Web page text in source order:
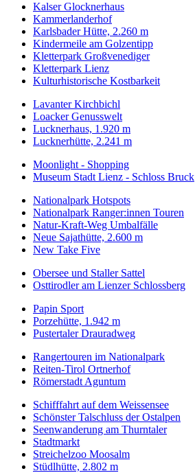
Kalser Glocknerhaus
Kammerlanderhof
Karlsbader Hütte, 2.260 m
Kindermeile am Golzentipp
Kletterpark Großvenediger
Kletterpark Lienz
Kulturhistorische Kostbarkeit
Lavanter Kirchbichl
Loacker Genusswelt
Lucknerhaus, 1.920 m
Lucknerhütte, 2.241 m
Moonlight - Shopping
Museum Stadt Lienz - Schloss Bruck
Nationalpark Hotspots
Nationalpark Ranger:innen Touren
Natur-Kraft-Weg Umbalfälle
Neue Sajathütte, 2.600 m
New Take Five
Obersee und Staller Sattel
Osttirodler am Lienzer Schlossberg
Papin Sport
Porzehütte, 1.942 m
Pustertaler Drauradweg
Rangertouren im Nationalpark
Reiten-Tirol Ortnerhof
Römerstadt Aguntum
Schifffahrt auf dem Weissensee
Schönster Talschluss der Ostalpen
Seenwanderung am Thurntaler
Stadtmarkt
Streichelzoo Moosalm
Stüdlhütte, 2.802 m